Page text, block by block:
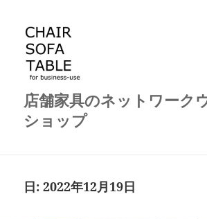
店舗家具のネットワーク
ショップ
日:2022年12月19日